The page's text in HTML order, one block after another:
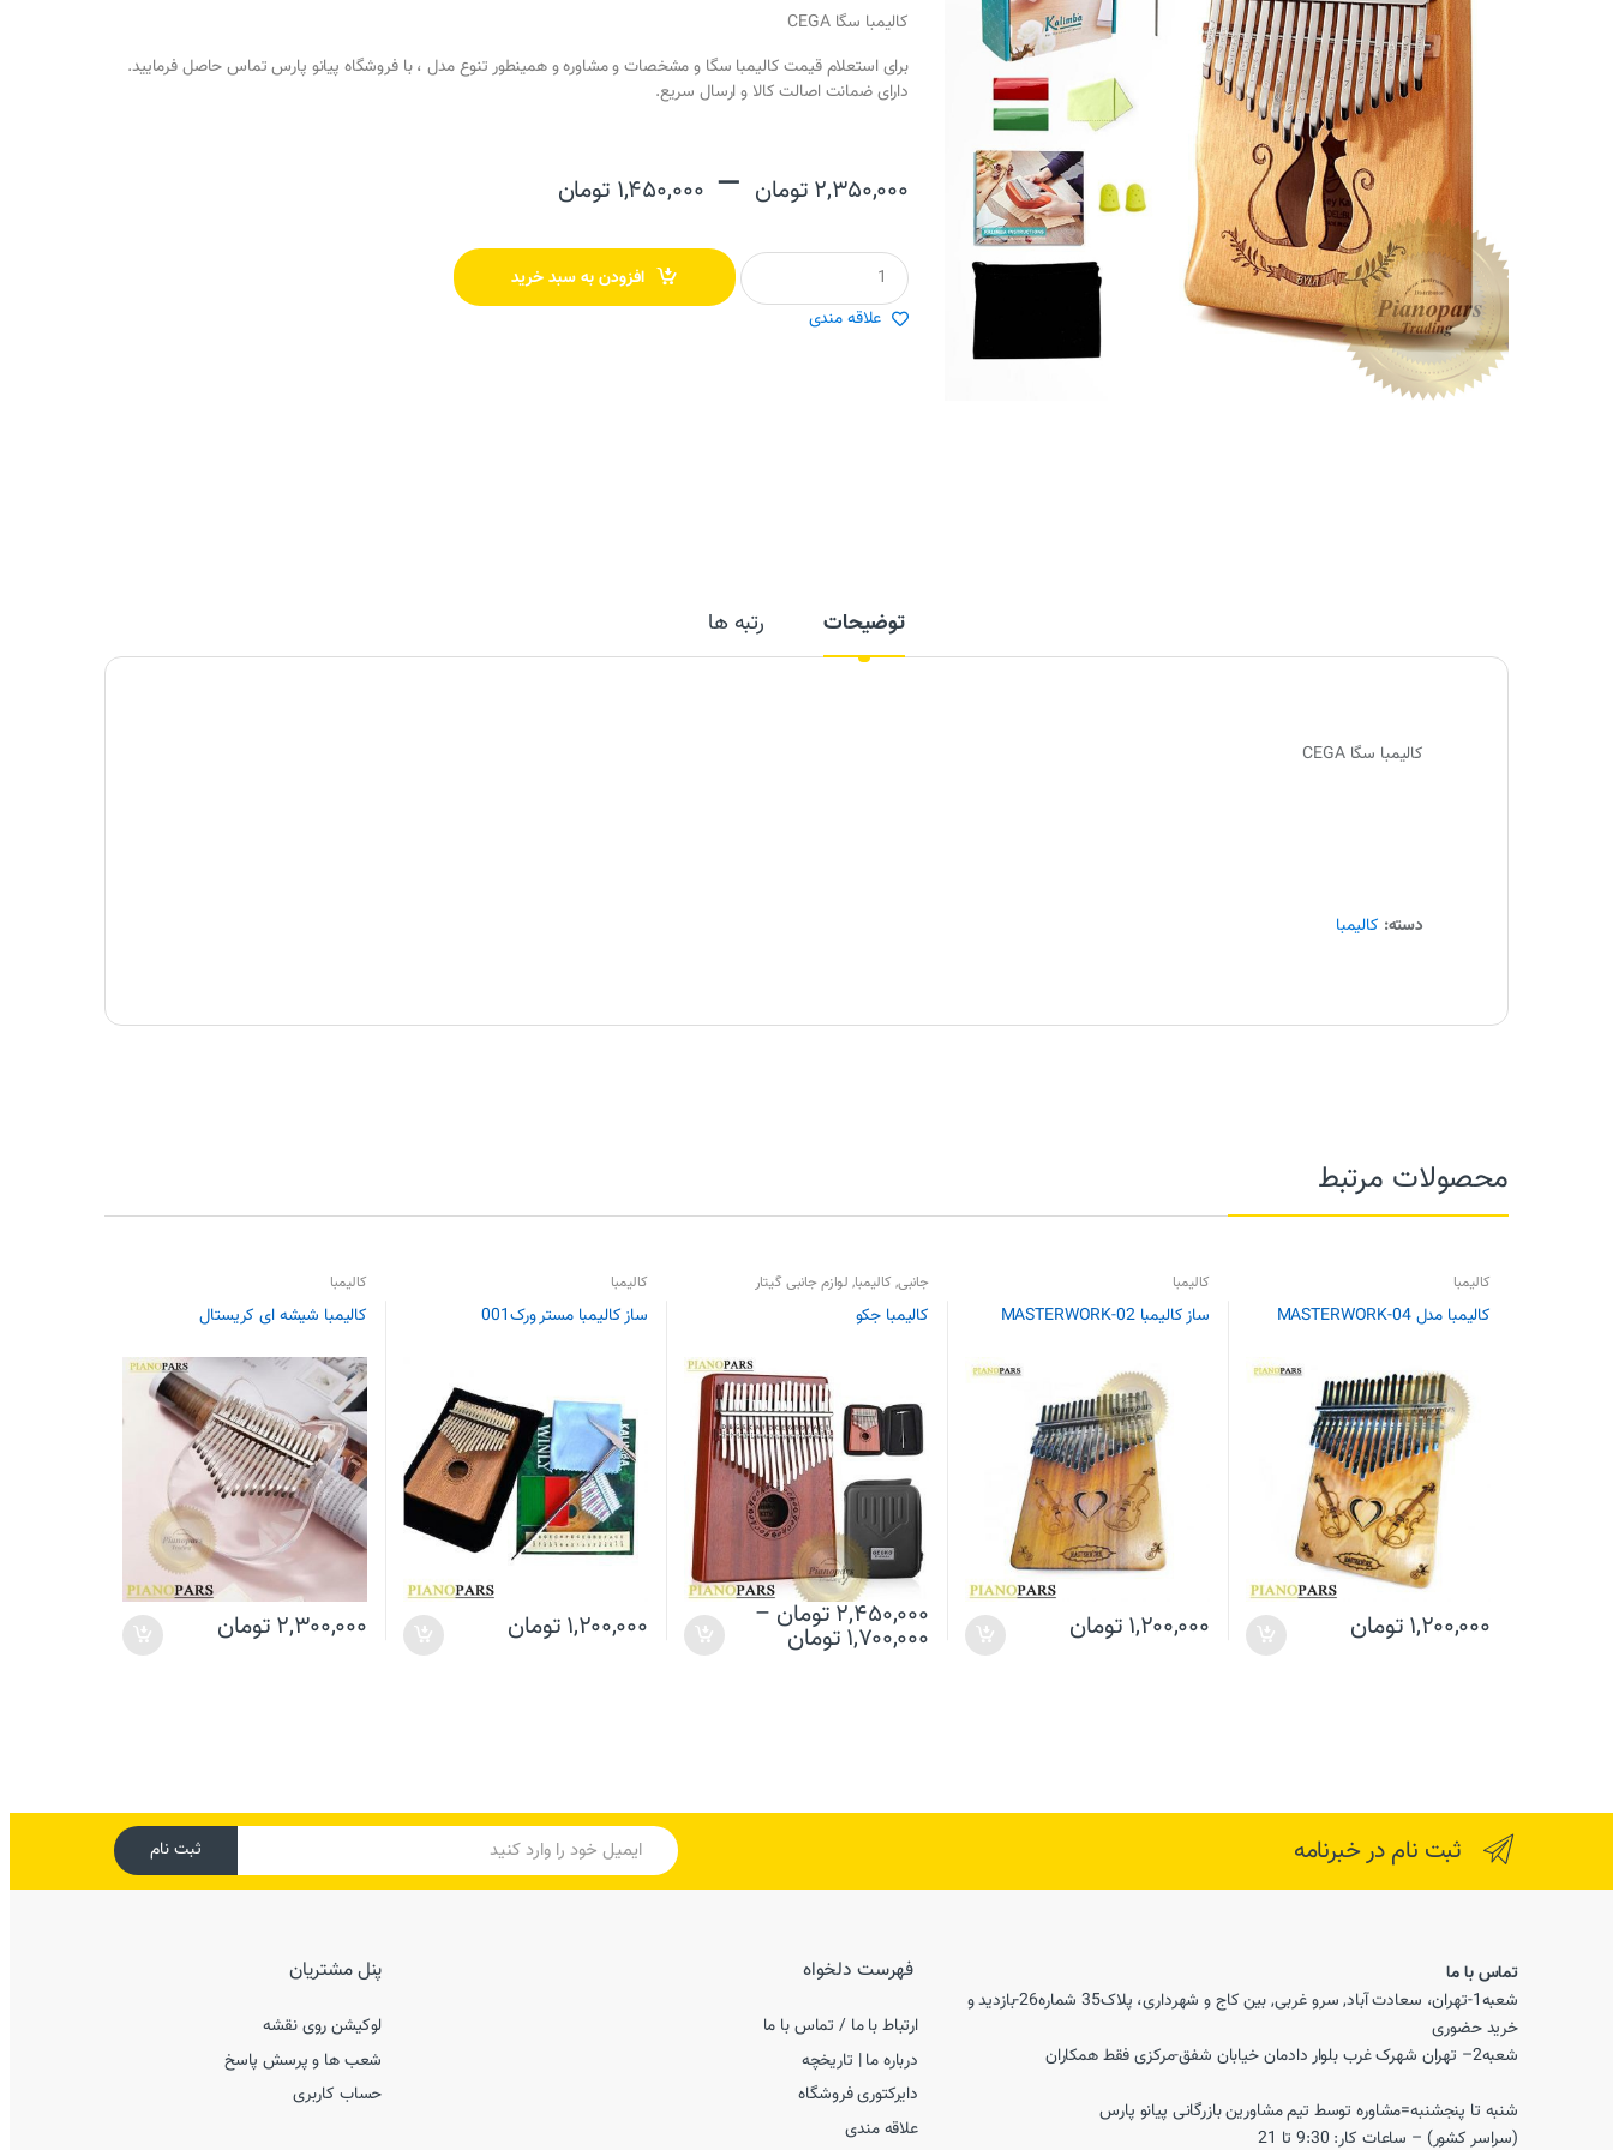
کالیمبا سگا CEGA
برای استعلام قیمت کالیمبا سگا و مشخصات و مشاوره و همینطور تنوع مدل ، با فروشگاه پیانو پارس تماس حاصل فرمایید.
دارای ضمانت اصالت کالا و ارسال سریع.
۲,۳۵۰,۰۰۰تومان – ۱,۴۵۰,۰۰۰ تومان
Q
u
a
n
افزودن به سبد خرید
علاقه مندی
توضیحات رتبه ها
کالیمبا سگا CEGA
دسته: کالیمبا
محصولات مرتبط
کالیمبا
کالیمبا مدل MASTERWORK-04
۱,۲۰۰,۰۰۰تومان
کالیمبا
ساز کالیمبا MASTERWORK-02
۱,۲۰۰,۰۰۰تومان
جانبی, کالیمبا, لوازم جانبی گیتار
کالیمبا جکو
۲,۴۵۰,۰۰۰تومان –
۱,۷۰۰,۰۰۰تومان
کالیمبا
ساز کالیمبا مستر ورک001
۱,۲۰۰,۰۰۰تومان
کالیمبا
کالیمبا شیشه ای کریستال
۲,۳۰۰,۰۰۰تومان
ثبت نام در خبرنامه ثبت نام
تماس با ما
شعبه1-تهران، سعادت آباد, سرو غربی, بین کاج و شهرداری، پلاک35 شماره26-بازدید و
خرید حضوری
شعبه2– تهران شهرک غرب بلوار دادمان خیابان شفق-مرکزی فقط همکاران
شنبه تا پنجشنبه=مشاوره توسط تیم مشاورین بازرگانی پیانو پارس
(سراسر کشور) – ساعات کار: 9:30 تا 21
فهرست دلخواه
ارتباط با ما / تماس با ما
درباره ما | تاریخچه
دایرکتوری فروشگاه
علاقه مندی
پنل مشتریان
لوکیشن روی نقشه
شعب ها و پرسش پاسخ
حساب کاربری